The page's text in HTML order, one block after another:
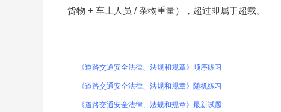
货物 + 车上人员 / 杂物重量），超过即属于超载。
《道路交通安全法律、法规和规章》顺序练习
《道路交通安全法律、法规和规章》随机练习
《道路交通安全法律、法规和规章》最新试题